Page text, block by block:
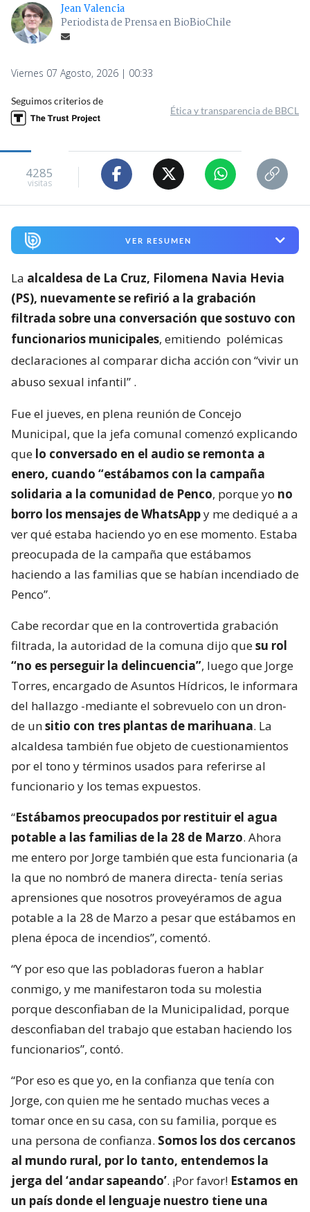
Jean Valencia
Periodista de Prensa en BioBioChile
Viernes 07 Agosto, 2026 | 00:33
Seguimos criterios de
Ética y transparencia de BBCL
4285
visitas
VER RESUMEN
La alcaldesa de La Cruz, Filomena Navia Hevia
(PS), nuevamente se refirió a la grabación
filtrada sobre una conversación que sostuvo con
funcionarios municipales, emitiendo polémicas
declaraciones al comparar dicha acción con “vivir un
abuso sexual infantil” .
Fue el jueves, en plena reunión de Concejo
Municipal, que la jefa comunal comenzó explicando
que lo conversado en el audio se remonta a
enero, cuando “estábamos con la campaña
solidaria a la comunidad de Penco, porque yo no
borro los mensajes de WhatsAppy me dediqué a a
ver qué estaba haciendo yo en ese momento. Estaba
preocupada de la campaña que estábamos
haciendo a las familias que se habían incendiado de
Penco”.
Cabe recordar que en la controvertida grabación
filtrada, la autoridad de la comuna dijo quesu rol
“no es perseguir la delincuencia”, luego que Jorge
Torres, encargado de Asuntos Hídricos, le informara
del hallazgo -mediante el sobrevuelo con un dron-
de unsitio con tres plantas de marihuana. La
alcaldesa también fue objeto de cuestionamientos
por el tono y términos usados para referirse al
funcionario y los temas expuestos.
“Estábamos preocupados por restituir el agua
potable a las familias de la 28 de Marzo. Ahora
me entero por Jorge también que esta funcionaria (a
la que no nombró de manera directa- tenía serias
aprensiones que nosotros proveyéramos de agua
potable a la 28 de Marzo a pesar que estábamos en
plena época de incendios”, comentó.
“Y por eso que las pobladoras fueron a hablar
conmigo, y me manifestaron toda su molestia
porque desconfiaban de la Municipalidad, porque
desconfiaban del trabajo que estaban haciendo los
funcionarios”, contó.
“Por eso es que yo, en la confianza que tenía con
Jorge, con quien me he sentado muchas veces a
tomar once en su casa, con su familia, porque es
una persona de confianza. Somos los dos cercanos
al mundo rural, por lo tanto, entendemos la
jerga del ‘andar sapeando’. ¡Por favor! Estamos en
un país donde el lenguaje nuestro tiene una